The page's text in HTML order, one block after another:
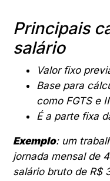
Principais
salário
Valor fixo
Base para
como FGTS e
É a parte fixa
Exemplo: um
jornada mensal de
salário bruto de R$